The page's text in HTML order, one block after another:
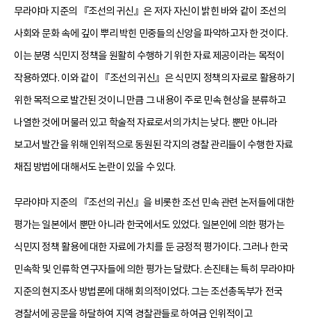
무라야마 지준의 『조선의 귀신』은 저자 자신이 밝힌 바와 같이 조선의
사회와 문화 속에 깊이 뿌리 박힌 민중들의 신앙을 파악하고자 한 것이다.
이는 분명 식민지 정책을 원활히 수행하기 위한 자료 제공이라는 목적이
작용하였다. 이와 같이 『조선의 귀신』은 식민지 정책의 자료로 활용하기
위한 목적으로 발간된 것이니 만큼 그 내용이 주로 민속 현상을 분류하고
나열한 것에 머물러 있고 학술적 자료로서의 가치는 낮다. 뿐만 아니라
보고서 발간을 위해 인위적으로 동원된 각지의 경찰 관리들이 수행한 자료
채집 방법에 대해서도 논란이 있을 수 있다.
무라야마 지준의 『조선의 귀신』을 비롯한 조선 민속 관련 논저들에 대한
평가는 일본에서 뿐만 아니라 한국에서도 있었다. 일본인에 의한 평가는
식민지 정책 활용에 대한 자료에 가치를 둔 긍정적 평가이다. 그러나 한국
민속학 및 인류학 연구자들에 의한 평가는 달랐다. 손진태는 특히 무라야마
지준의 현지조사 방법론에 대해 회의적이었다. 그는 조선총독부가 전국
경찰서에 공문을 하달하여 지역 경찰관들로 하여금 인위적이고